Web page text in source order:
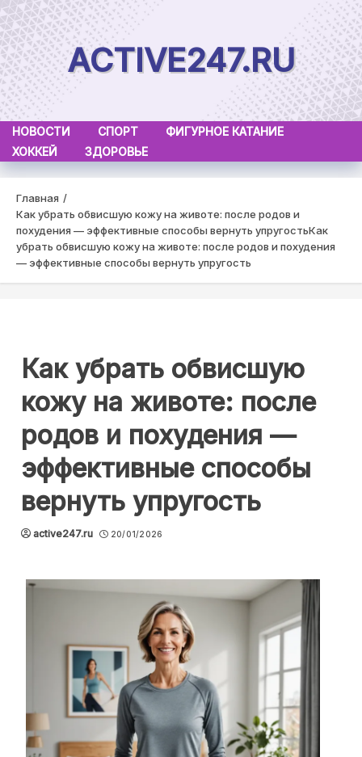
Skip
to
content
ACTIVE247.RU
НОВОСТИ СПОРТ
ФИГУРНОЕ КАТАНИЕ
ХОККЕЙ
ЗДОРОВЬЕ
Главная
Как убрать обвисшую кожу на животе: после родов и
похудения — эффективные способы вернуть упругостьКак
убрать обвисшую кожу на животе: после родов и похудения
— эффективные способы вернуть упругость
Как убрать обвисшую
кожу на животе: после
родов и похудения —
эффективные способы
вернуть упругость
active247.ru 20/01/2026